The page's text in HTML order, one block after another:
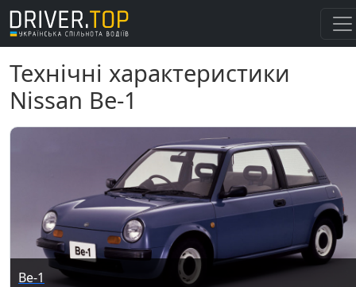
Технічні характеристики
Nissan Be-1
Be-1